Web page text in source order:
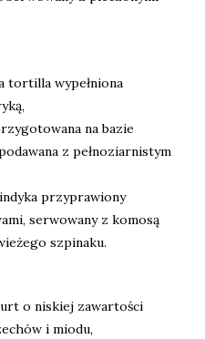
tortilla wypełniona
na bazie
z pełnoziarnistym
przyprawiony
serwowany z komosą
szpinaku.
o niskiej zawartości
i miodu,